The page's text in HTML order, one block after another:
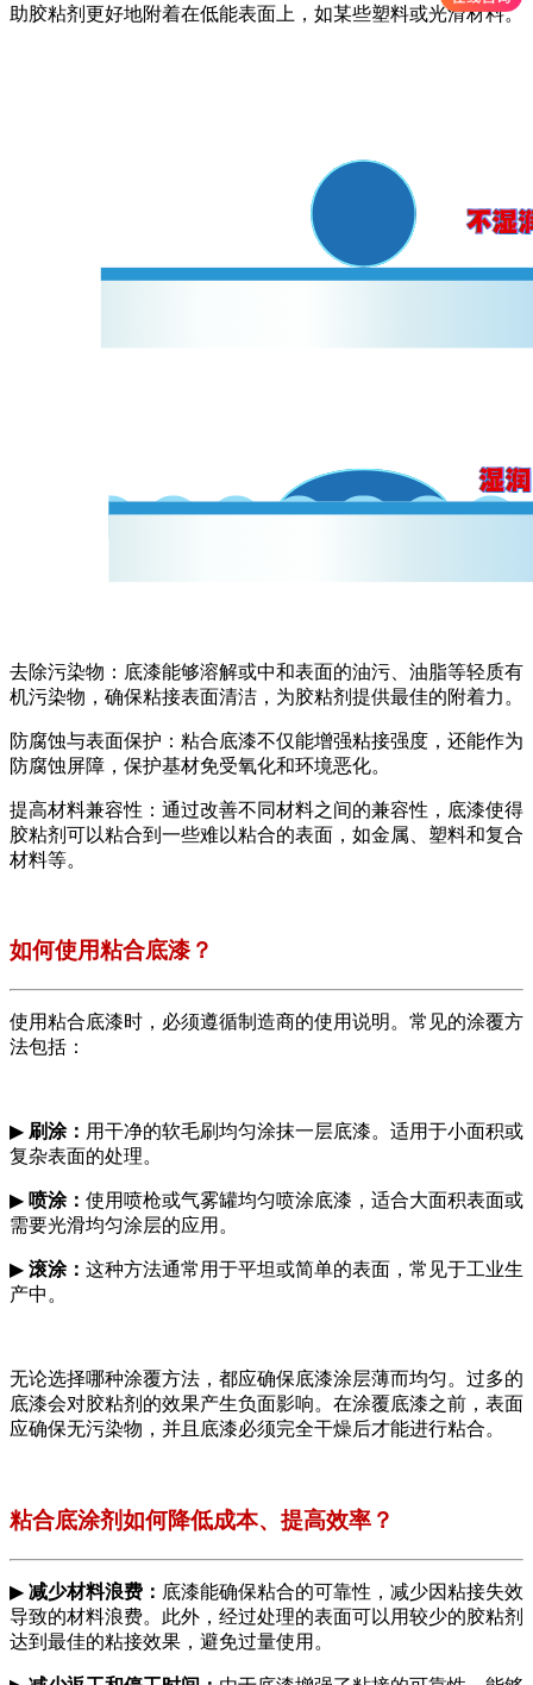
助胶粘剂更好地附着在低能表面上，如某些塑料或光滑材料。
去除污染物：底漆能够溶解或中和表面的油污、油脂等轻质有
机污染物，确保粘接表面清洁，为胶粘剂提供最佳的附着力。
防腐蚀与表面保护：粘合底漆不仅能增强粘接强度，还能作为
防腐蚀屏障，保护基材免受氧化和环境恶化。
提高材料兼容性：通过改善不同材料之间的兼容性，底漆使得
胶粘剂可以粘合到一些难以粘合的表面，如金属、塑料和复合
材料等。
如何使用粘合底漆？
使用粘合底漆时，必须遵循制造商的使用说明。常见的涂覆方
法包括：
▶ 刷涂： 用干净的软毛刷均匀涂抹一层底漆。适用于小面积或
复杂表面的处理。
▶ 喷涂： 使用喷枪或气雾罐均匀喷涂底漆，适合大面积表面或
需要光滑均匀涂层的应用。
▶ 滚涂： 这种方法通常用于平坦或简单的表面，常见于工业生
产中。
无论选择哪种涂覆方法，都应确保底漆涂层薄而均匀。过多的
底漆会对胶粘剂的效果产生负面影响。在涂覆底漆之前，表面
应确保无污染物，并且底漆必须完全干燥后才能进行粘合。
粘合底涂剂如何降低成本、提高效率？
▶ 减少材料浪费： 底漆能确保粘合的可靠性，减少因粘接失效
导致的材料浪费。此外，经过处理的表面可以用较少的胶粘剂
达到最佳的粘接效果，避免过量使用。